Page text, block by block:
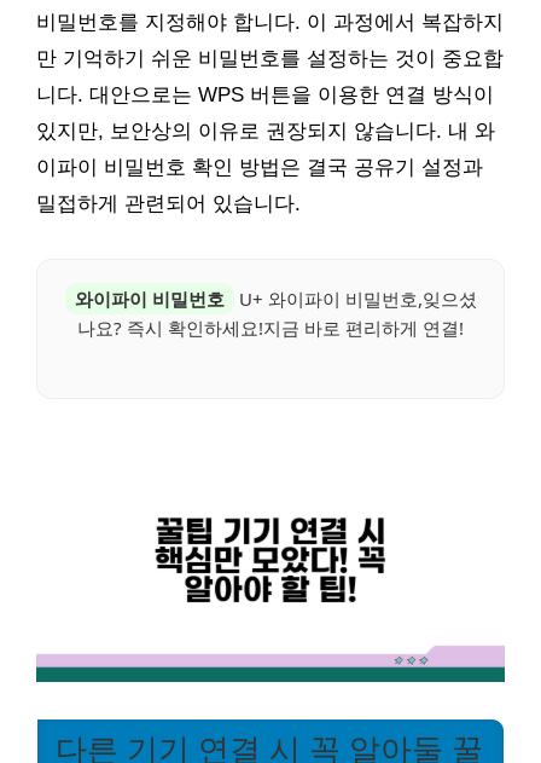
비밀번호를 지정해야 합니다. 이 과정에서 복잡하지
만 기억하기 쉬운 비밀번호를 설정하는 것이 중요합
니다. 대안으로는 WPS 버튼을 이용한 연결 방식이
있지만, 보안상의 이유로 권장되지 않습니다. 내 와
이파이 비밀번호 확인 방법은 결국 공유기 설정과
밀접하게 관련되어 있습니다.
와이파이 비밀번호
U+ 와이파이 비밀번호,잊으셨
나요? 즉시 확인하세요!지금 바로 편리하게 연결!
다른 기기 연결 시 꼭 알아둘 꿀